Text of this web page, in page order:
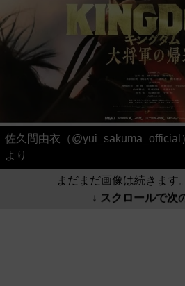
佐久間由衣（@yui_sakuma_official
より
まだまだ画像は続きます
↓ スクロールで次